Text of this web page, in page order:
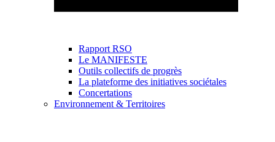
Rapport RSO
Le MANIFESTE
Outils collectifs de progrès
La plateforme des initiatives sociétales
Concertations
Environnement & Territoires